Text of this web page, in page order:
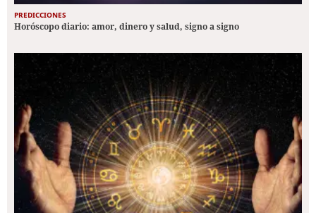
PREDICCIONES
Horóscopo diario: amor, dinero y salud, signo a signo